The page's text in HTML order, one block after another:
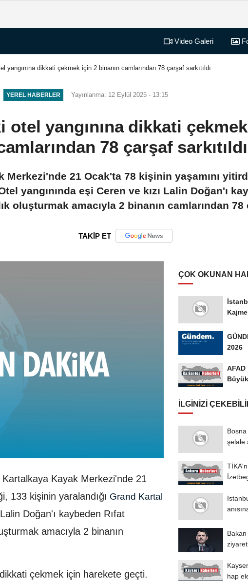
Video Galeri
yangınına dikkati çekmek için 2 binanın camlarından 78 çarşaf sarkıtıldı
YEREL HABERLER Yayınlanma: 12 Eylül 2025 - 13:15
otel yangınına dikkati
78 çarşaf sarkıtıldı
Merkezi'nde 21 Ocak'ta 78 kişinin yaşamını
yangınında eşi Ceren ve kızı Lalin Doğan'ı
oluşturmak amacıyla 2 binanın camlarından 78
TAKİP ET
Kartalkaya Kayak Merkezi'nde 21
133 kişinin yaralandığı Grand Kartal
Doğan'ı kaybeden Rıfat
amacıyla 2 binanın
çekmek için harekete geçti.
ÇOK OKUNAN
2026
AFAD
İLGINIZI
şelale
hap